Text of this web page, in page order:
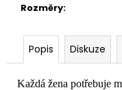
Rozměry:
Popis Diskuze
Každá žena potřebuje